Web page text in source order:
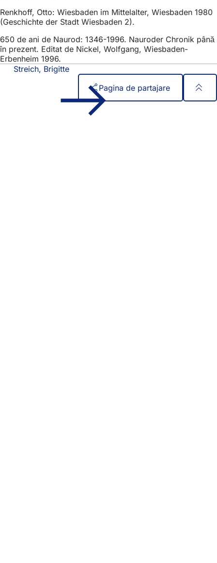
Renkhoff, Otto: Wiesbaden im Mittelalter, Wiesbaden 1980
(Geschichte der Stadt Wiesbaden 2).
650 de ani de Naurod: 1346-1996. Nauroder Chronik până
în prezent. Editat de Nickel, Wolfgang, Wiesbaden-
Erbenheim 1996.
Streich, Brigitte
Pagina de partajare